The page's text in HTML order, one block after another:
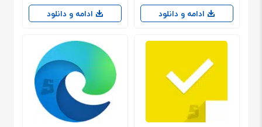
ادامه و دانلود ادامه و دانلود